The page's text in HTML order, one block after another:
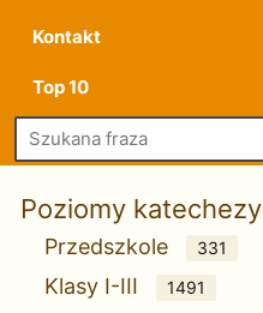
Kontakt
Top 10
Poziomy katechezy
Przedszkole 331
Klasy I-III 1491